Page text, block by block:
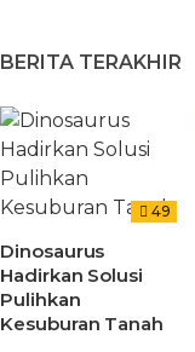
BERITA TERAKHIR
49
Dinosaurus
Hadirkan Solusi
Pulihkan
Kesuburan Tanah